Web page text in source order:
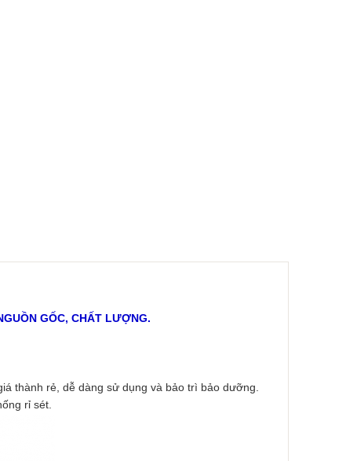
GỐC, CHẤT LƯỢNG.
thành rẻ, dễ dàng sử dụng và bảo trì bảo dưỡng.
rỉ sét.